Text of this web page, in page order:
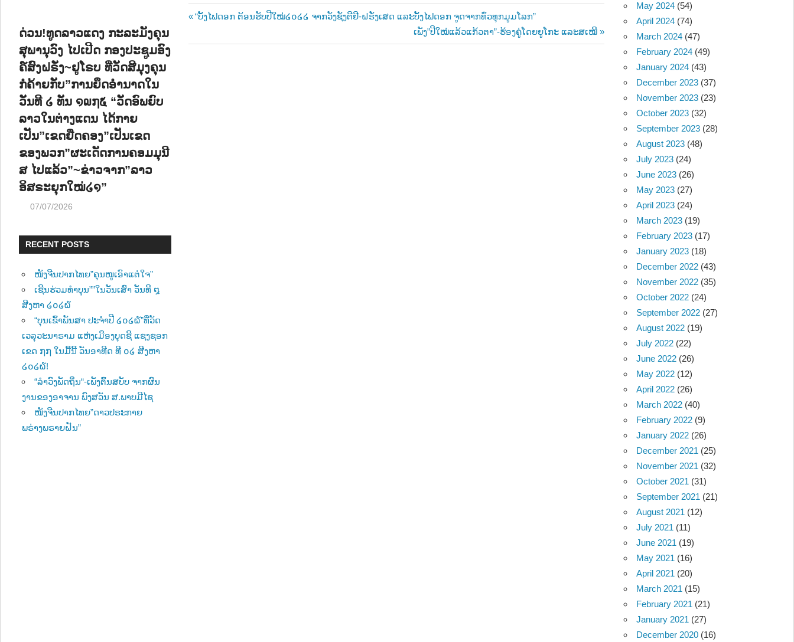
Post
navigation
Previous
“ບັ້ງໄຟດອກ ຕ້ອນຮັບປີໃໝ່໒໐໒໒ ຈາກວັງຊັງຕີຢີ-ຝຣັ່ງເສດ ແລະບັ້ງໄຟດອກ ຈູດຈາກທົ່ວທຸກມູມໂລກ”
Next
Post:
ເພັງ”ປີໃໝ່ແລ້ວແກ້ວຕາ”-ຮ້ອງຄູ່ໂດຍຍູໂກະ ແລະສເໝີ
ດ່ວນ!ທູດລາວແດງ ກະລະມັງຄຸນ
ສຸພານຸວົງ ໄປເປີດ ກອງປະຊູມອົງ
ຄ໌ສົງຝຣັ່ງ~ຢູໂຣບ ທີ່ວັດສີມຸງຄຸນ
ກໍຄ້າຍກັບ”ການຍຶດອຳນາດໃນ
ວັນທີ ໒ ທັນ ໑໙໗໕ “ວັດອົພຍົບ
ລາວໃນຕ່າງແດນ ໄດ້ກາຍ
ເປັນ”ເຂດຍືດຄອງ”ເປັນເຂດ
ຂອງພວກ”ຜະເດັດການຄອມມຸນີ
ສ ໄປແລ້ວ”~ຂ່າວຈາກ”ລາວ
ອິສຣະຍຸກໃໝ່໒໑”
07/07/2026
RECENT POSTS
ໜັງຈີນປາກໄທຍ”ຄຸນໜູເອົາແຕ່ໃຈ”
ເຊີນຮ່ວມທຳບຸນ””ໃນວັນເສົາ ວັນທີ ໘
ສີງຫາ ໒໐໒໖
“ບຸນເຂົ້າພັນສາ ປະຈຳປີ ໒໐໒໖”ທີ່ວັດ
ເວລຸວະນາຣາມ ແຫ່ງເມືອງບຸດຊີ ແຊງຊອກ
ເຂດ ໗໗ ໃນມື້ນີ້ ວັນອາທີດ ທີ ໐໒ ສີງຫາ
໒໐໒໖!
“ລຳວົງພັດຖິ່ນ“-ເພັງຕົ້ນສບັບ ຈາກຜົນ
ງານຂອງອາຈານ ພົງສວັນ ສ.ພາບມີໄຊ
ໜັງຈີນປາກໄທຍ”ດາວປຣະກາຍ
ພຣ່າງພຣາຍຝັນ”
May 2024 (54)
April 2024 (74)
March 2024 (47)
February 2024 (49)
January 2024 (43)
December 2023 (37)
November 2023 (23)
October 2023 (32)
September 2023 (28)
August 2023 (48)
July 2023 (24)
June 2023 (26)
May 2023 (27)
April 2023 (24)
March 2023 (19)
February 2023 (17)
January 2023 (18)
December 2022 (43)
November 2022 (35)
October 2022 (24)
September 2022 (27)
August 2022 (19)
July 2022 (22)
June 2022 (26)
May 2022 (12)
April 2022 (26)
March 2022 (40)
February 2022 (9)
January 2022 (26)
December 2021 (25)
November 2021 (32)
October 2021 (31)
September 2021 (21)
August 2021 (12)
July 2021 (11)
June 2021 (19)
May 2021 (16)
April 2021 (20)
March 2021 (15)
February 2021 (21)
January 2021 (27)
December 2020 (16)